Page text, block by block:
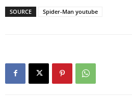
SOURCE Spider-Man youtube